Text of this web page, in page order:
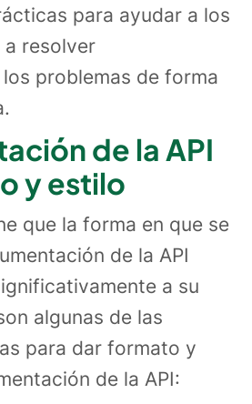
para ayudar a los
resolver
problemas de forma
de la API
y estilo
que la forma en que se
de la API
a su
algunas de las
para dar formato y
de la API: